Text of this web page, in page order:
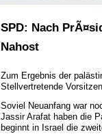
SPD: Nach
Nahost
Zum Ergebnis der
Stellvertretende
Soviel Neuanfang war
Jassir Arafat haben die
beginnt in Israel die